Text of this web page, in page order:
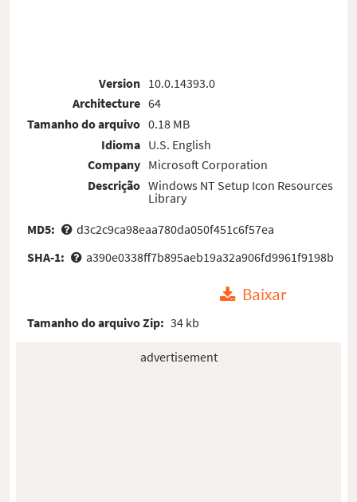
Version
Architecture
Tamanho do arquivo
Idioma
Company
Descrição
10.0.14393.0
64
0.18 MB
U.S. English
Microsoft Corporation
Windows NT Setup Icon Resources
Library
MD5:
d3c2c9ca98eaa780da050f451c6f57ea
SHA-1:
a390e0338ff7b895aeb19a32a906fd9961f9198b
Baixar
Tamanho do arquivo Zip: 34 kb
advertisement